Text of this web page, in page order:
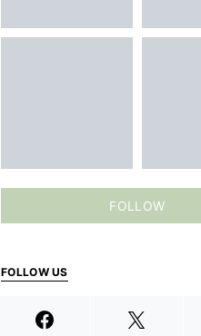
FOLLOW
FOLLOW US